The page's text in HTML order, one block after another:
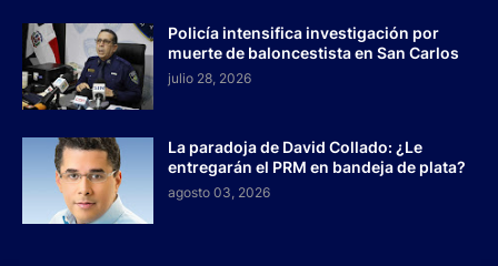
Policía intensifica investigación por
muerte de baloncestista en San Carlos
julio 28, 2026
La paradoja de David Collado: ¿Le
entregarán el PRM en bandeja de plata?
agosto 03, 2026